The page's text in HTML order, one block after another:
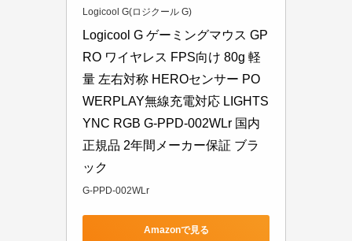
Logicool G(ロジクール G)
Logicool G ゲーミングマウス GP
RO ワイヤレス FPS向け 80g 軽
量 左右対称 HEROセンサー PO
WERPLAY無線充電対応 LIGHTS
YNC RGB G-PPD-002WLr 国内
正規品 2年間メーカー保証 ブラ
ック
G-PPD-002WLr
Amazonで見る